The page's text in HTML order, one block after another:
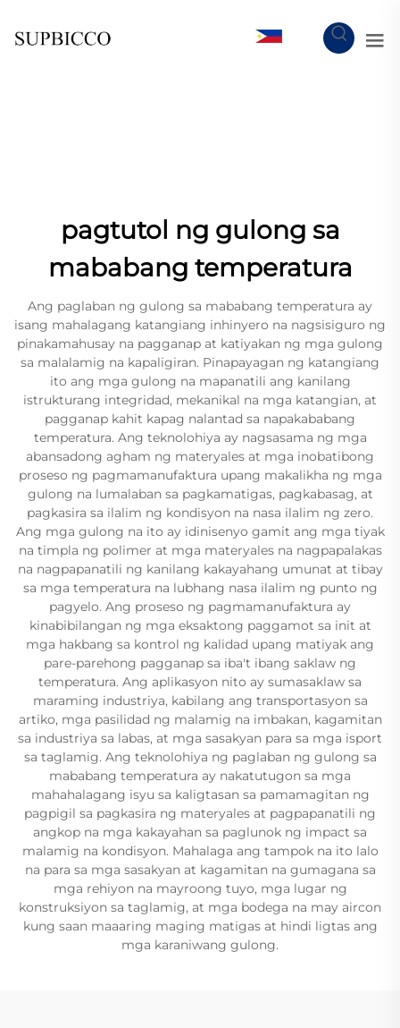
pagtutol ng gulong sa
mababang temperatura
Ang paglaban ng gulong sa mababang temperatura ay
isang mahalagang katangiang inhinyero na nagsisiguro ng
pinakamahusay na pagganap at katiyakan ng mga gulong
sa malalamig na kapaligiran. Pinapayagan ng katangiang
ito ang mga gulong na mapanatili ang kanilang
istrukturang integridad, mekanikal na mga katangian, at
pagganap kahit kapag nalantad sa napakababang
temperatura. Ang teknolohiya ay nagsasama ng mga
abansadong agham ng materyales at mga inobatibong
proseso ng pagmamanufaktura upang makalikha ng mga
gulong na lumalaban sa pagkamatigas, pagkabasag, at
pagkasira sa ilalim ng kondisyon na nasa ilalim ng zero.
Ang mga gulong na ito ay idinisenyo gamit ang mga tiyak
na timpla ng polimer at mga materyales na nagpapalakas
na nagpapanatili ng kanilang kakayahang umunat at tibay
sa mga temperatura na lubhang nasa ilalim ng punto ng
pagyelo. Ang proseso ng pagmamanufaktura ay
kinabibilangan ng mga eksaktong paggamot sa init at
mga hakbang sa kontrol ng kalidad upang matiyak ang
pare-parehong pagganap sa iba't ibang saklaw ng
temperatura. Ang aplikasyon nito ay sumasaklaw sa
maraming industriya, kabilang ang transportasyon sa
artiko, mga pasilidad ng malamig na imbakan, kagamitan
sa industriya sa labas, at mga sasakyan para sa mga isport
sa taglamig. Ang teknolohiya ng paglaban ng gulong sa
mababang temperatura ay nakatutugon sa mga
mahahalagang isyu sa kaligtasan sa pamamagitan ng
pagpigil sa pagkasira ng materyales at pagpapanatili ng
angkop na mga kakayahan sa paglunok ng impact sa
malamig na kondisyon. Mahalaga ang tampok na ito lalo
na para sa mga sasakyan at kagamitan na gumagana sa
mga rehiyon na mayroong tuyo, mga lugar ng
konstruksiyon sa taglamig, at mga bodega na may aircon
kung saan maaaring maging matigas at hindi ligtas ang
mga karaniwang gulong.